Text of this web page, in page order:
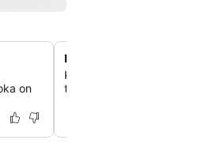
on
Moderni kuntokeskus
Käytössäsi on kuntokeskus,
treeniohjelmaasi myös